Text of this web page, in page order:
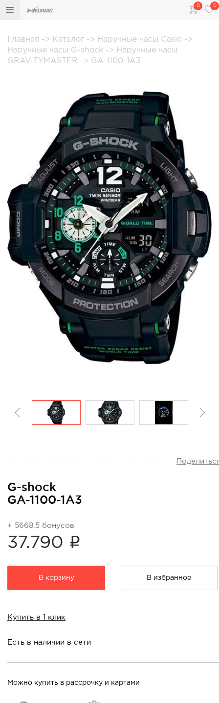
0 0
Главная -> Каталог -> Наручные часы Casio ->
Наручные часы G-shock -> Наручные часы
GRAVITYMASTER -> GA-1100-1A3
G-shock
GA-1100-1A3
+ 5668.5 бонусов
37.790 i
В корзину В избранное
Купить в 1 клик
Есть в наличии в сети
Можно купить в рассрочку и картами